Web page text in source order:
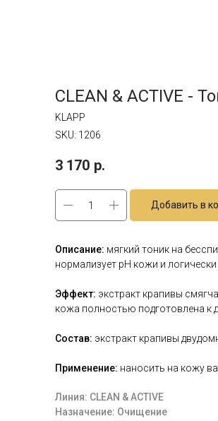
CLEAN & ACTIVE -
KLAPP
SKU: 1206
3 170 р.
Добавить в
Описание: мягкий тоник на
нормализует pH кожи и
Эффект: экстракт крапивы
кожа полностью подготовлена к
Состав: экстракт крапивы
Применение: наносить на кожу
Линия: CLEAN & ACTIVE
Назначение: Очищение